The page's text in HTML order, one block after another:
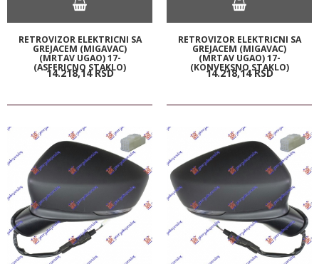
RETROVIZOR ELEKTRICNI SA
GREJACEM (MIGAVAC)
(MRTAV UGAO) 17-
(ASFERICNO STAKLO)
14.218,14 RSD
RETROVIZOR ELEKTRICNI SA
GREJACEM (MIGAVAC)
(MRTAV UGAO) 17-
(KONVEKSNO STAKLO)
14.218,14 RSD